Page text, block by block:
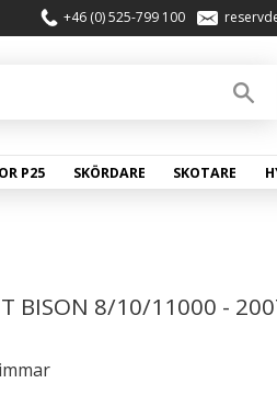
+46 (0) 525-799 100
P25 SKÖRDARE SKOTARE
BISON 8/10/11000 -